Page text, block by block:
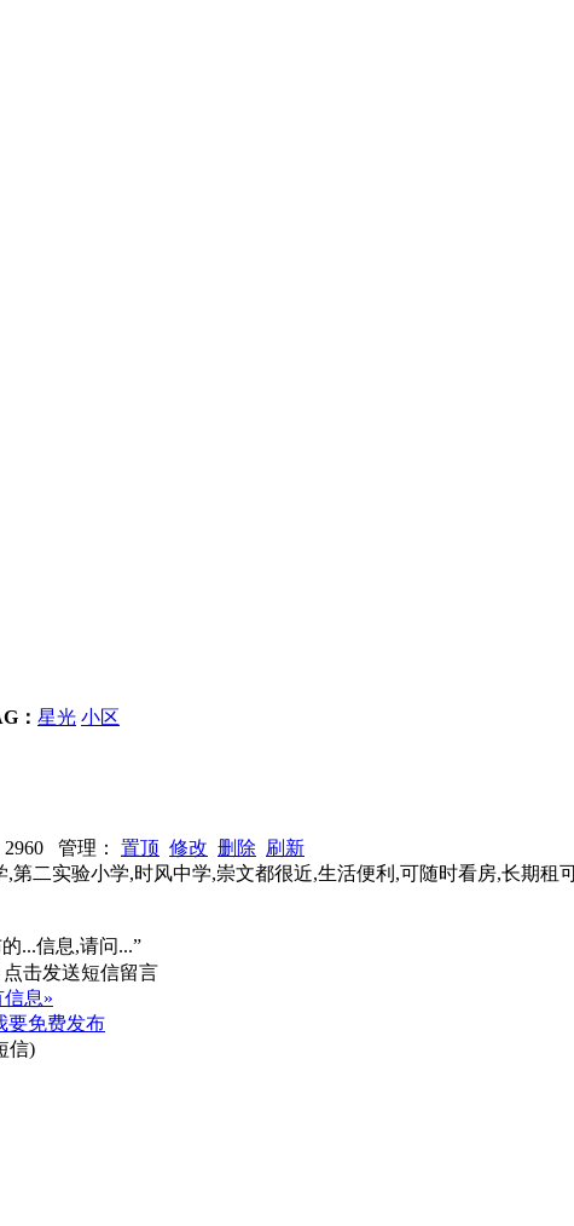
： 星光 小区
管理： 置顶 修改 删除 刷新
二实验小学,时风中学,崇文都很近,生活便利,可随时看房,长期租
...信息,请问...”
息»
要免费发布
信)